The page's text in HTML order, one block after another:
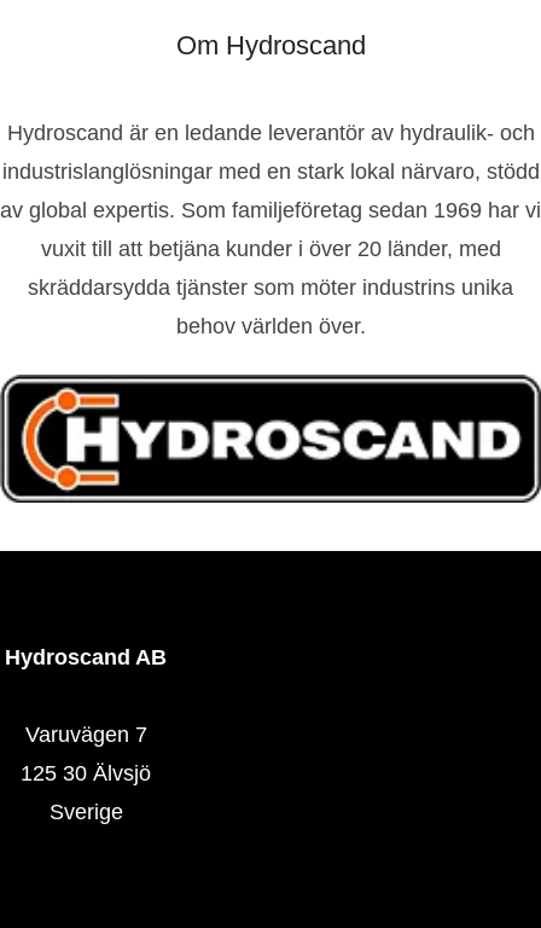
Om Hydroscand
Hydroscand är en ledande leverantör av hydraulik- och
industrislanglösningar med en stark lokal närvaro, stödd
av global expertis. Som familjeföretag sedan 1969 har vi
vuxit till att betjäna kunder i över 20 länder, med
skräddarsydda tjänster som möter industrins unika
behov världen över.
Hydroscand AB
Varuvägen 7
125 30 Älvsjö
Sverige